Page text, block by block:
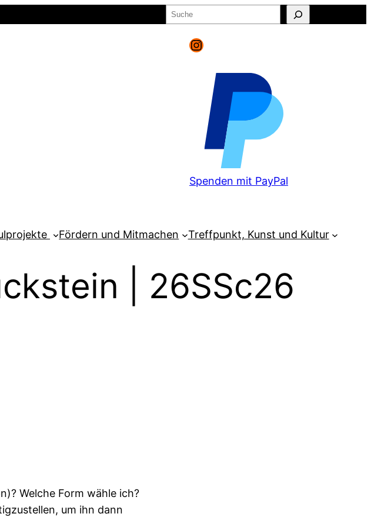
Suchen
Instagram
Spenden mit PayPal
Fördern und Mitmachen Treffpunkt, Kunst und Kultur
| 26SSc26
Welche Form wähle ich?
um ihn dann